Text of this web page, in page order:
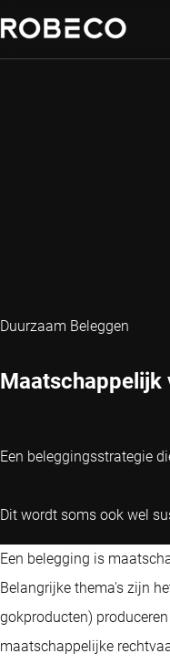
Duurzaam Beleggen
Maatschappelijk
Een beleggingsstrategie
Dit wordt soms ook wel
Een belegging is
Belangrijke thema's zijn
gokproducten)
maatschappelijke